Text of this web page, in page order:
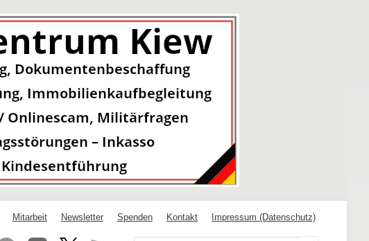
Mitarbeit Newsletter Spenden Kontakt Impressum (Datenschutz)